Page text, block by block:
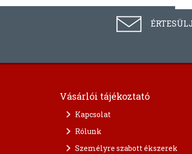
Vásárlói tájékoztató
Kapcsolat
Rólunk
Személyre szabott ékszerek